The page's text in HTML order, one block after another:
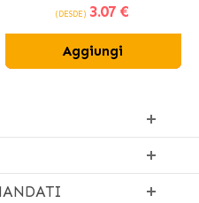
(DESDE) 3.07 €
Aggiungi